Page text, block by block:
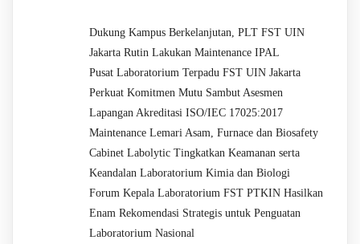
Dukung Kampus Berkelanjutan, PLT FST UIN
Jakarta Rutin Lakukan Maintenance IPAL
Pusat Laboratorium Terpadu FST UIN Jakarta
Perkuat Komitmen Mutu Sambut Asesmen
Lapangan Akreditasi ISO/IEC 17025:2017
Maintenance Lemari Asam, Furnace dan Biosafety
Cabinet Labolytic Tingkatkan Keamanan serta
Keandalan Laboratorium Kimia dan Biologi
Forum Kepala Laboratorium FST PTKIN Hasilkan
Enam Rekomendasi Strategis untuk Penguatan
Laboratorium Nasional